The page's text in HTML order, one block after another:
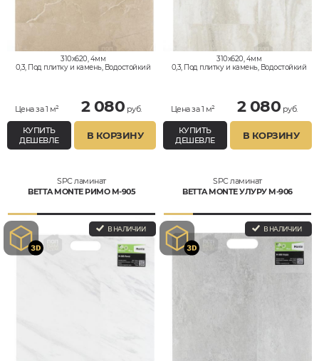
310x620, 4мм
0,3, Под плитку и камень, Водостойкий
Цена за 1 м² 2 080 руб.
КУПИТЬ
ДЕШЕВЛЕ
В КОРЗИНУ
310x620, 4мм
0,3, Под плитку и камень, Водостойкий
Цена за 1 м² 2 080 руб.
КУПИТЬ
ДЕШЕВЛЕ
В КОРЗИНУ
SPC ламинат
BETTA MONTE РИМО M-905
В НАЛИЧИИ
SPC ламинат
BETTA MONTE УЛУРУ M-906
В НАЛИЧИИ